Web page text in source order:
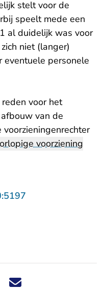
stelt voor de
speelt mede een
al duidelijk was voor
niet (langer)
eventuele personele
voor het
van de
voorziening
dit nieuwsbericht via X -
Deel dit nieuwsbericht via
Deel dit nieuwsbericht
Deel dit